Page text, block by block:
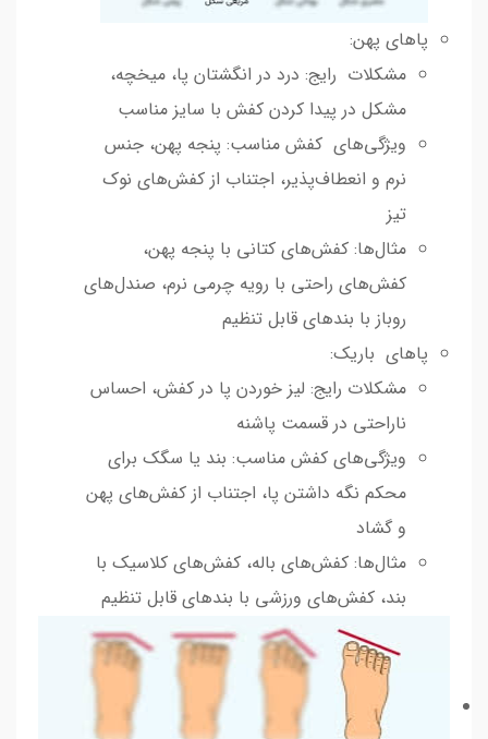
پاهای پهن:
مشکلات رایج: درد در انگشتان پا، میخچه،
مشکل در پیدا کردن کفش با سایز مناسب
ویژگی‌های کفش مناسب: پنجه پهن، جنس
نرم و انعطاف‌پذیر، اجتناب از کفش‌های نوک
تیز
مثال‌ها: کفش‌های کتانی با پنجه پهن،
کفش‌های راحتی با رویه چرمی نرم، صندل‌های
روباز با بندهای قابل تنظیم
پاهای باریک:
مشکلات رایج: لیز خوردن پا در کفش، احساس
ناراحتی در قسمت پاشنه
ویژگی‌های کفش مناسب: بند یا سگک برای
محکم نگه داشتن پا، اجتناب از کفش‌های پهن
و گشاد
مثال‌ها: کفش‌های باله، کفش‌های کلاسیک با
بند، کفش‌های ورزشی با بندهای قابل تنظیم